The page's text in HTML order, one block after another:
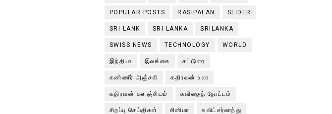
POPULAR POSTS RASIPALAN SLIDER
SRI LANK SRI LANKA SRILANKA
SWISS NEWS TECHNOLOGY WORLD
இந்தியா இலங்கை கட்டுரை
கண்ணீர் அஞ்சலி கதிரவன் உலா
கதிரவன் களஞ்சியம் கவிதைத் தோட்டம்
சிறப்பு செய்திகள் சினிமா சுவிட்சர்லாந்து